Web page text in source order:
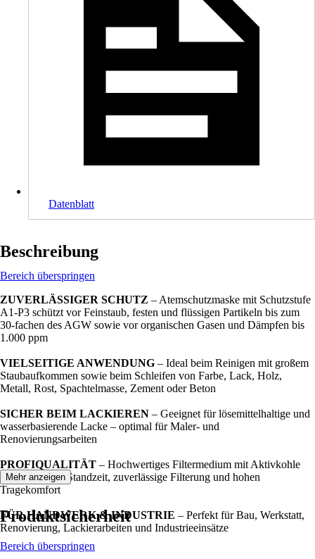
Datenblatt
Beschreibung
Bereich überspringen
ZUVERLÄSSIGER SCHUTZ – Atemschutzmaske mit Schutzstufe
A1-P3 schützt vor Feinstaub, festen und flüssigen Partikeln bis zum
30-fachen des AGW sowie vor organischen Gasen und Dämpfen bis
1.000 ppm
VIELSEITIGE ANWENDUNG – Ideal beim Reinigen mit großem
Staubaufkommen sowie beim Schleifen von Farbe, Lack, Holz,
Metall, Rost, Spachtelmasse, Zement oder Beton
SICHER BEIM LACKIEREN – Geeignet für lösemittelhaltige und
wasserbasierende Lacke – optimal für Maler- und
Renovierungsarbeiten
PROFIQUALITÄT – Hochwertiges Filtermedium mit Aktivkohle
sorgt für lange Standzeit, zuverlässige Filterung und hohen
Tragekomfort
FÜR HANDWERK & INDUSTRIE – Perfekt für Bau, Werkstatt,
Renovierung, Lackierarbeiten und Industrieeinsätze
Mehr anzeigen
Produktsicherheit
Bereich überspringen